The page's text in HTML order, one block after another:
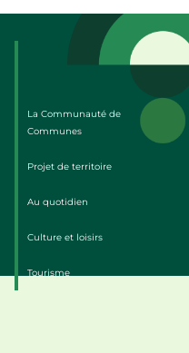
La Communauté de
Communes
Projet de territoire
Au quotidien
Culture et loisirs
Tourisme